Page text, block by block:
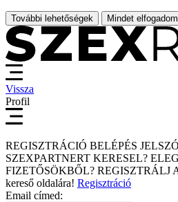
További lehetőségek Mindet elfogadom
Vissza
Profil
REGISZTRÁCIÓ BELÉPÉS
SZEXPARTNERT KERESEL?
FIZETŐSÖKBŐL? REGISZTRÁLJ
kereső oldalára! Regisztráció
Email címed: